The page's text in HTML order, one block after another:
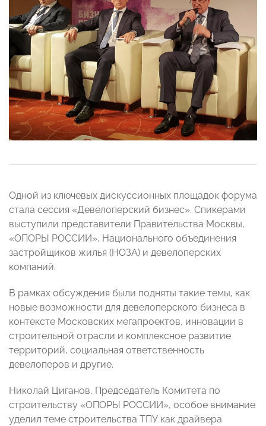
Одной из ключевых дискуссионных площадок форума
стала сессия «Девелоперский бизнес». Спикерами
выступили представители Правительства Москвы,
«ОПОРЫ РОССИИ», Национального объединения
застройщиков жилья (НОЗА) и девелоперских
компаний.
В рамках обсуждения были подняты такие темы, как
новые возможности для девелоперского бизнеса в
контексте Московских мегапроектов, инновации в
строительной отрасли и комплексное развитие
территорий, социальная ответственность
девелоперов и другие.
Николай Циганов, Председатель Комитета по
строительству «ОПОРЫ РОССИИ», особое внимание
уделил теме строительства ТПУ как драйвера